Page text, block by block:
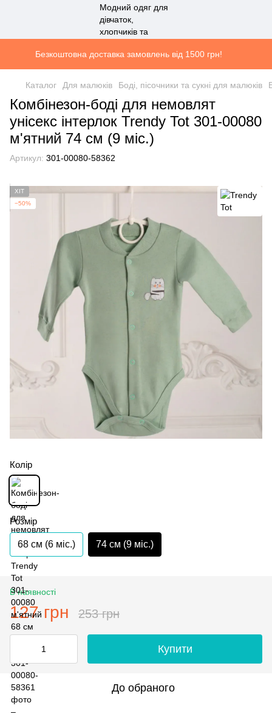
Безкоштовна доставка замовлень від 1500 грн!
Каталог Для малюків Боді, пісочники та сукні для малюків
Комбінезон-боді для немовлят
унісекс інтерлок Trendy Tot 301-00080
м'ятний 74 см (9 мiс.)
Артикул: 301-00080-58362
ХІТ
−50%
Колір
Розмір
68 см (6 мiс.) 74 см (9 мiс.)
В наявності
127 грн 253 грн
Купити
До обраного